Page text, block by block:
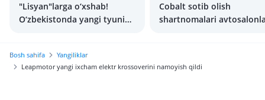
"Lisyan"larga o‘xshab!
O‘zbekistonda yangi tyuning
Cobalt sotib olish
shartnomalari
Bosh sahifa
Yangiliklar
Leapmotor yangi ixcham elektr krossoverini namoyish qildi